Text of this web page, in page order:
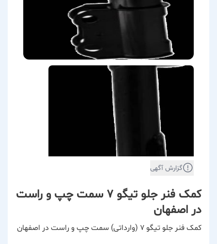
گزارش آگهی
کمک فنر جلو تیگو ۷ سمت چپ و راست
در اصفهان
کمک فنر جلو تیگو ۷ (وارداتی) سمت چپ و راست در اصفهان